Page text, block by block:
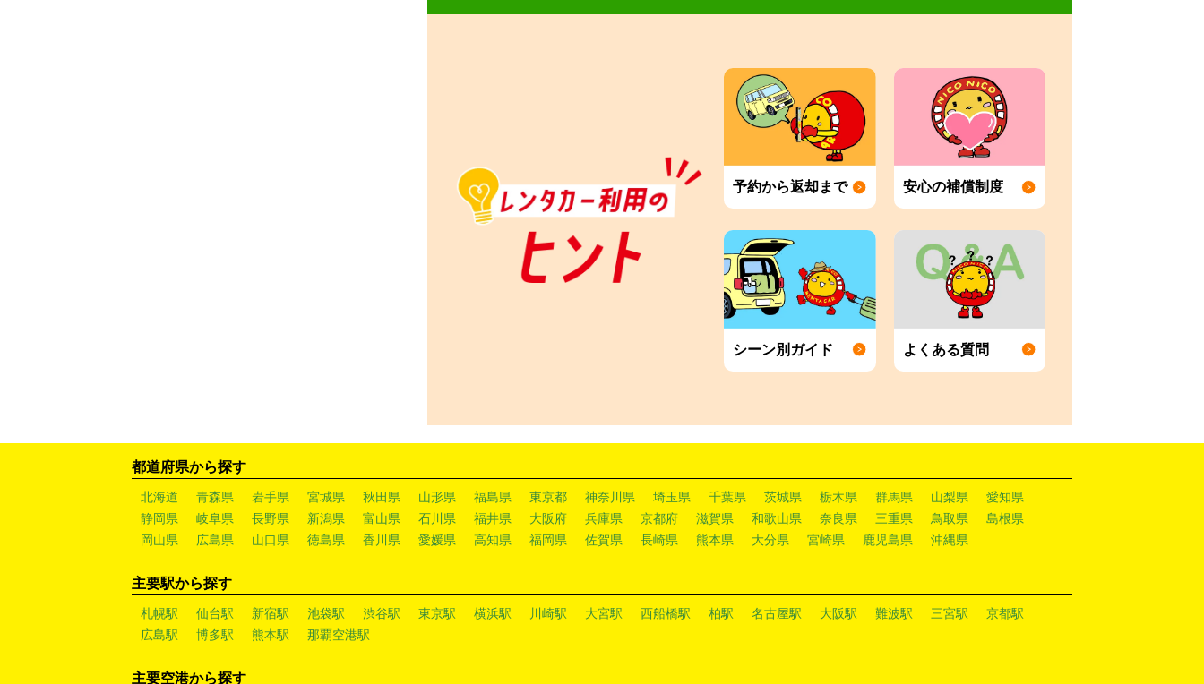
予約から返却まで 安心の補償制度
シーン別ガイド よくある質問
都道府県から探す
北海道 青森県 岩手県 宮城県 秋田県 山形県 福島県 東京都 神奈川県 埼玉県 千葉県 茨城県 栃木県 群馬県 山梨県
愛知県
静岡県
岐阜県 長野県 新潟県 富山県 石川県 福井県 大阪府 兵庫県 京都府 滋賀県 和歌山県 奈良県 三重県 鳥取県
島根県
岡山県
広島県 山口県 徳島県 香川県 愛媛県 高知県 福岡県 佐賀県 長崎県 熊本県 大分県 宮崎県 鹿児島県 沖縄県
主要駅から探す
札幌駅 仙台駅 新宿駅 池袋駅 渋谷駅 東京駅 横浜駅 川崎駅 大宮駅 西船橋駅 柏駅 名古屋駅 大阪駅 難波駅 三宮駅
京都駅
広島駅
博多駅 熊本駅 那覇空港駅
主要空港から探す